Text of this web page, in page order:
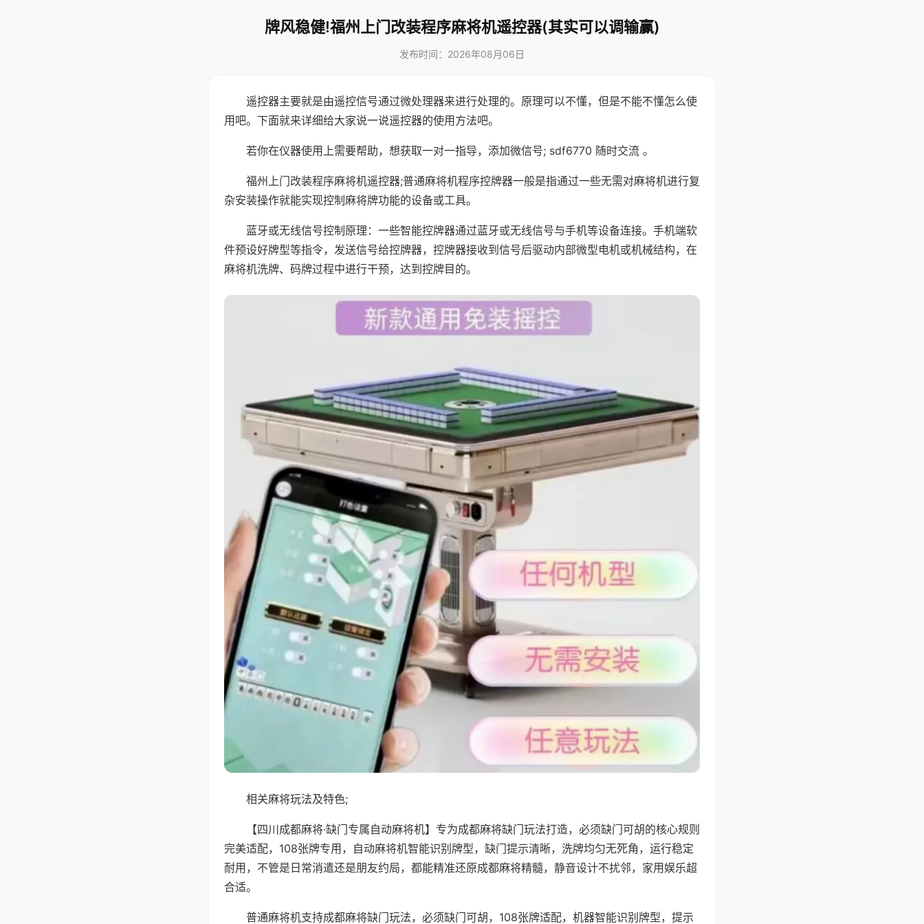
牌风稳健!福州上门改装程序麻将机遥控器(其实可以调输赢)
发布时间：2026年08月06日
遥控器主要就是由遥控信号通过微处理器来进行处理的。原理可以不懂，但是不能不懂怎么使
用吧。下面就来详细给大家说一说遥控器的使用方法吧。
若你在仪器使用上需要帮助，想获取一对一指导，添加微信号; sdf6770 随时交流 。
福州上门改装程序麻将机遥控器;普通麻将机程序控牌器一般是指通过一些无需对麻将机进行复
杂安装操作就能实现控制麻将牌功能的设备或工具。
蓝牙或无线信号控制原理：一些智能控牌器通过蓝牙或无线信号与手机等设备连接。手机端软
件预设好牌型等指令，发送信号给控牌器，控牌器接收到信号后驱动内部微型电机或机械结构，在
麻将机洗牌、码牌过程中进行干预，达到控牌目的。
相关麻将玩法及特色;
【四川成都麻将·缺门专属自动麻将机】专为成都麻将缺门玩法打造，必须缺门可胡的核心规则
完美适配，108张牌专用，自动麻将机智能识别牌型，缺门提示清晰，洗牌均匀无死角，运行稳定
耐用，不管是日常消遣还是朋友约局，都能精准还原成都麻将精髓，静音设计不扰邻，家用娱乐超
合适。
普通麻将机支持成都麻将缺门玩法，必须缺门可胡，108张牌适配，机器智能识别牌型，提示